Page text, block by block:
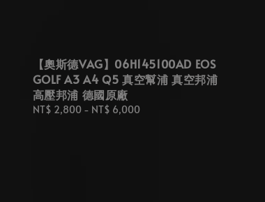
【奧斯德VAG】06H145100AD EOS
GOLF A3 A4 Q5 真空幫浦 真空邦浦
高壓邦浦 德國原廠
Regular
NT$ 2,800- NT$ 6,000